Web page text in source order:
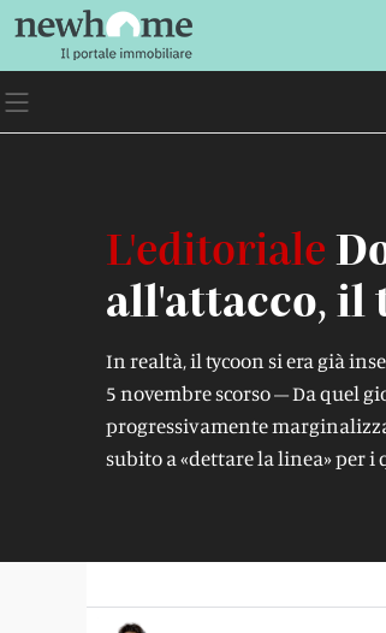
L'editoriale
all'attacco, il
In realtà, il tycoon si era già
5 novembre scorso – Da quel
progressivamente
subito a «dettare la linea» per